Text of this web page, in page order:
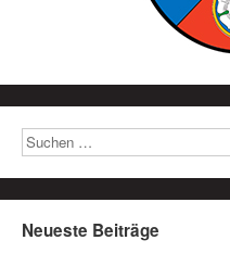
Neueste Beiträge